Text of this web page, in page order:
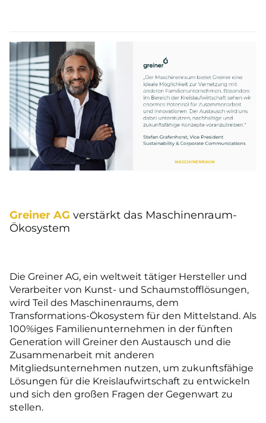
Greiner AG verstärkt das Maschinenraum-
Ökosystem
Die Greiner AG, ein weltweit tätiger Hersteller und
Verarbeiter von Kunst- und Schaumstofflösungen,
wird Teil des Maschinenraums, dem
Transformations-Ökosystem für den Mittelstand. Als
100%iges Familienunternehmen in der fünften
Generation will Greiner den Austausch und die
Zusammenarbeit mit anderen
Mitgliedsunternehmen nutzen, um zukunftsfähige
Lösungen für die Kreislaufwirtschaft zu entwickeln
und sich den großen Fragen der Gegenwart zu
stellen.